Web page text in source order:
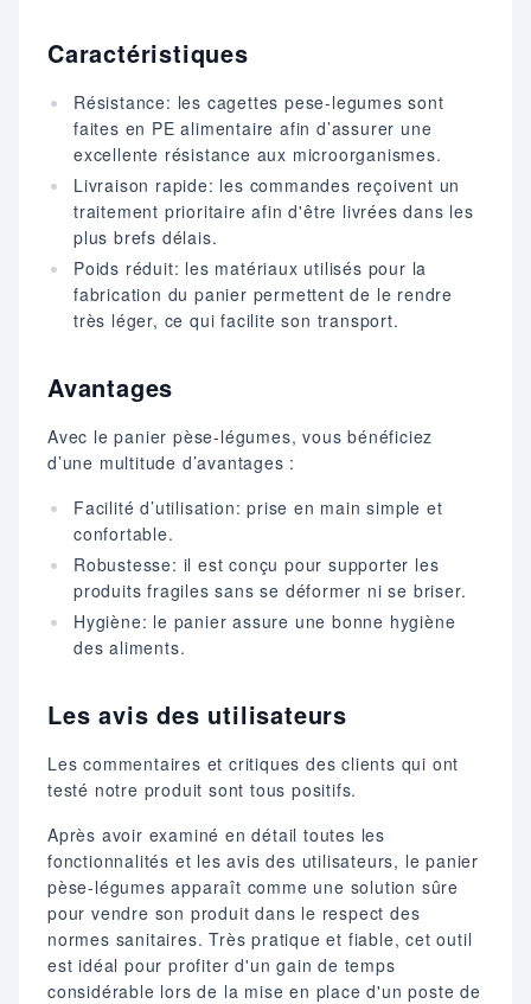
Caractéristiques
Résistance: les cagettes pese-legumes sont
faites en PE alimentaire afin d’assurer une
excellente résistance aux microorganismes.
Livraison rapide: les commandes reçoivent un
traitement prioritaire afin d'être livrées dans les
plus brefs délais.
Poids réduit: les matériaux utilisés pour la
fabrication du panier permettent de le rendre
très léger, ce qui facilite son transport.
Avantages
Avec le panier pèse-légumes, vous bénéficiez
d’une multitude d’avantages :
Facilité d’utilisation: prise en main simple et
confortable.
Robustesse: il est conçu pour supporter les
produits fragiles sans se déformer ni se briser.
Hygiène: le panier assure une bonne hygiène
des aliments.
Les avis des utilisateurs
Les commentaires et critiques des clients qui ont
testé notre produit sont tous positifs.
Après avoir examiné en détail toutes les
fonctionnalités et les avis des utilisateurs, le panier
pèse-légumes apparaît comme une solution sûre
pour vendre son produit dans le respect des
normes sanitaires. Très pratique et fiable, cet outil
est idéal pour profiter d'un gain de temps
considérable lors de la mise en place d'un poste de